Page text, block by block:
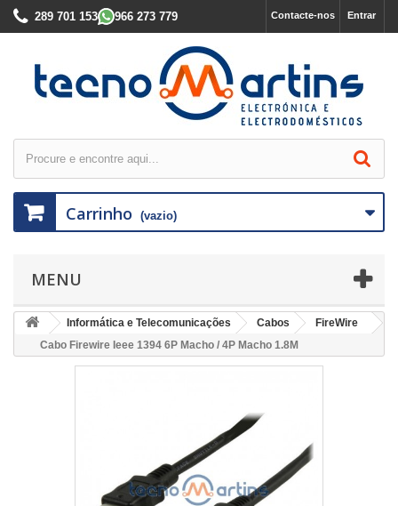
Entrar
Contacte-nos
289 701 153 966 273 779
Carrinho (vazio)
MENU
Informática e Telecomunicações Cabos
FireWire
Cabo Firewire Ieee 1394 6P Macho / 4P Macho 1.8M